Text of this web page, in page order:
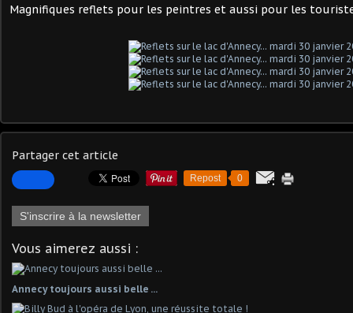
Magnifiques reflets pour les peintres et aussi pour les
Partager cet article
Repost 0
S'inscrire à la newsletter
Vous aimerez aussi :
Annecy toujours aussi belle ...